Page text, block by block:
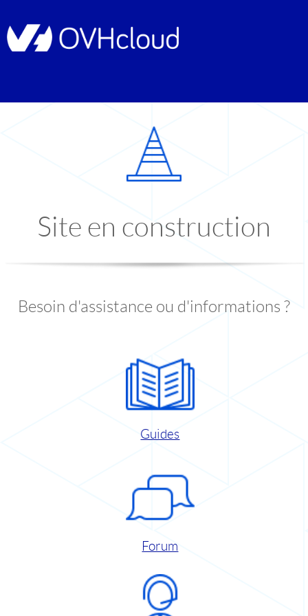
Site en construction
Besoin d'assistance ou d'informations ?
Guides
Forum